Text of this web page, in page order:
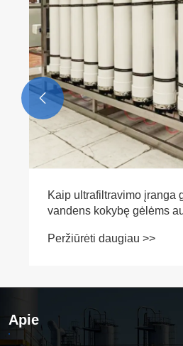
Kaip ultrafiltravimo įranga
vandens kokybę gėlėms
Peržiūrėti daugiau >>

Apie